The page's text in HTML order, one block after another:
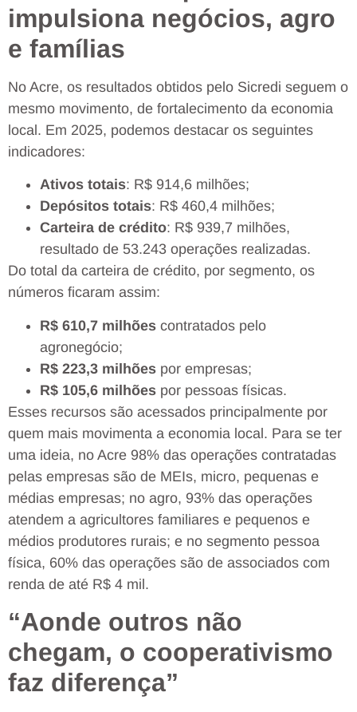
impulsiona negócios, agro
e famílias
No Acre, os resultados obtidos pelo Sicredi seguem o
mesmo movimento, de fortalecimento da economia
local. Em 2025, podemos destacar os seguintes
indicadores:
Ativos totais: R$ 914,6 milhões;
Depósitos totais: R$ 460,4 milhões;
Carteira de crédito: R$ 939,7 milhões,
resultado de 53.243 operações realizadas.
Do total da carteira de crédito, por segmento, os
números ficaram assim:
R$ 610,7 milhões contratados pelo
agronegócio;
R$ 223,3 milhões por empresas;
R$ 105,6 milhões por pessoas físicas.
Esses recursos são acessados principalmente por
quem mais movimenta a economia local. Para se ter
uma ideia, no Acre 98% das operações contratadas
pelas empresas são de MEIs, micro, pequenas e
médias empresas; no agro, 93% das operações
atendem a agricultores familiares e pequenos e
médios produtores rurais; e no segmento pessoa
física, 60% das operações são de associados com
renda de até R$ 4 mil.
“Aonde outros não
chegam, o cooperativismo
faz diferença”